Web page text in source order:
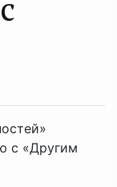
с «Другим